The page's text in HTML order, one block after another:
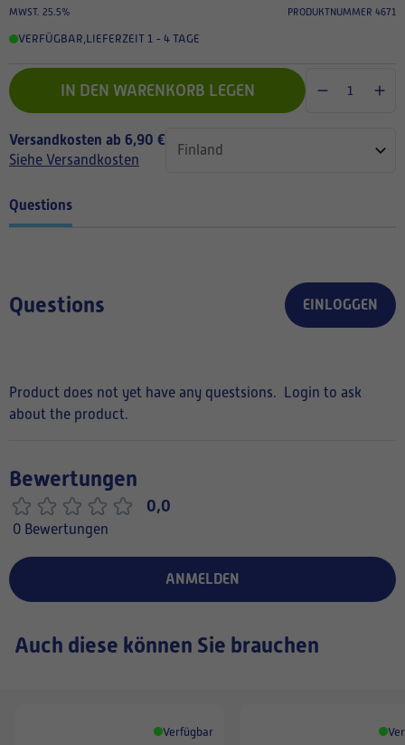
MWST. 25.5% PRODUKTNUMMER 4671
VERFÜGBAR LIEFERZEIT 1 - 4 TAGE
IN DEN WARENKORB LEGEN
Versandkosten ab 6,90 €
Siehe Versandkosten
Questions
Questions EINLOGGEN
Product does not yet have any questsions.
Login to ask
about the product.
Bewertungen
0,0
0 Bewertungen
ANMELDEN
Auch diese können Sie brauchen
Verfügbar